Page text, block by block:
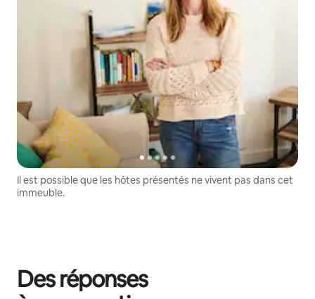
Il est possible que les hôtes présentés ne vivent pas dans cet
immeuble.
Des réponses